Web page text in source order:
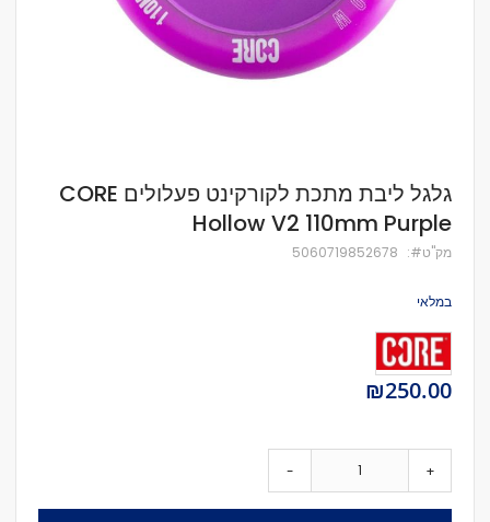
לדלג
להתחלה
של
גלריית
תמונות
גלגל ליבת מתכת לקורקינט פעלולים CORE
Hollow V2 110mm Purple
מק''ט 5060719852678
במלאי
₪250.00
- +